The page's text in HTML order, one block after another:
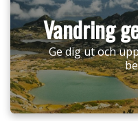
Vandring
Ge dig ut och